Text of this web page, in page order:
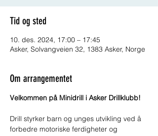
Tid og sted
10. des. 2024, 17:00 – 17:45
Asker, Solvangveien 32, 1383 Asker, Norge
Om arrangementet
Velkommen på Minidrill i Asker Drillklubb!
Drill styrker barn og unges utvikling ved å
forbedre motoriske ferdigheter og